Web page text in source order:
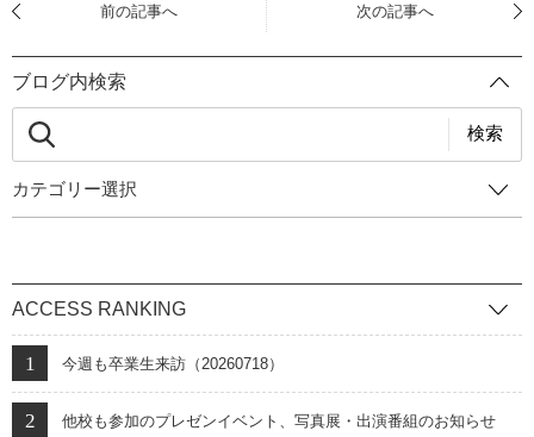
前の記事へ 次の記事へ
ブログ内検索
検索
カテゴリー選択
ACCESS RANKING
今週も卒業生来訪（20260718）
他校も参加のプレゼンイベント、写真展・出演番組のお知らせ